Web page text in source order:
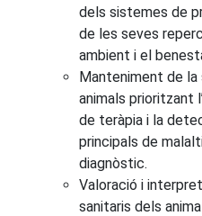
dels sistemes de
de les seves
ambient i el
Manteniment de
animals prioritzant
de teràpia i la
principals de
diagnòstic.
Valoració i
sanitaris dels